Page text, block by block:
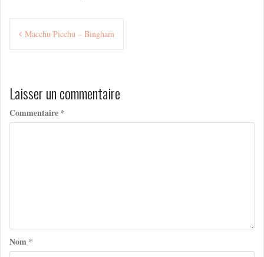
Navigation
Macchu Picchu – Bingham
Laisser un commentaire
Commentaire *
Nom *